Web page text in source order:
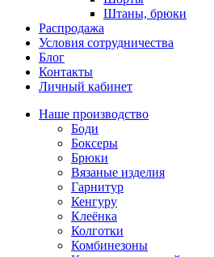
Штаны, брюки
Распродажа
Условия сотрудничества
Блог
Контакты
Личный кабинет
Наше производство
Боди
Боксеры
Брюки
Вязаные изделия
Гарнитур
Кенгуру
Клеёнка
Колготки
Комбинезоны